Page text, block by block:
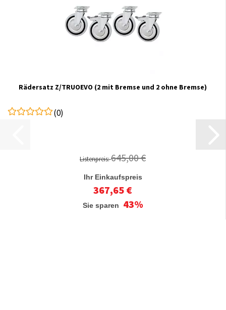
Rädersatz Z/TRUOEVO (2 mit Bremse und 2 ohne Bremse)
(0)
Listenpreis:645,00 €
Ihr Einkaufspreis
367,65 €
Sie sparen 43%